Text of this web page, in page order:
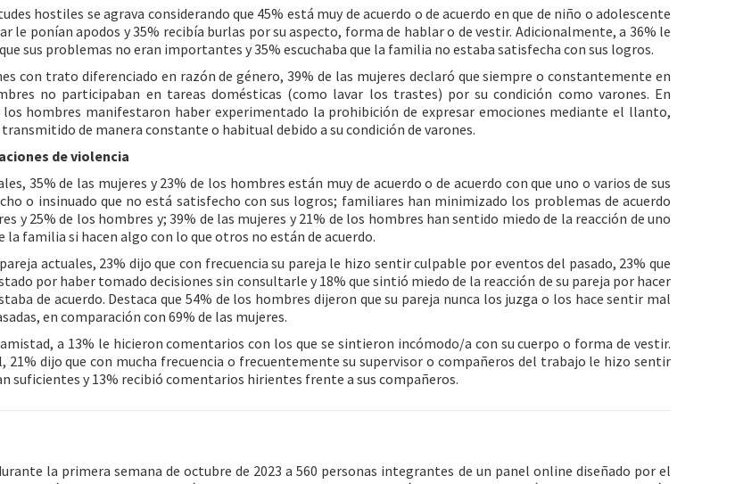
hostiles se agrava considerando que 45% está muy de acuerdo o de acuerdo en que de niño o adolescente
le ponían apodos y 35% recibía burlas por su aspecto, forma de hablar o de vestir. Adicionalmente, a 36% le
sus problemas no eran importantes y 35% escuchaba que la familia no estaba satisfecha con sus logros.
con trato diferenciado en razón de género, 39% de las mujeres declaró que siempre o constantemente en
no participaban en tareas domésticas (como lavar los trastes) por su condición como varones. En
los hombres manifestaron haber experimentado la prohibición de expresar emociones mediante el llanto,
de manera constante o habitual debido a su condición de varones.
de violencia
35% de las mujeres y 23% de los hombres están muy de acuerdo o de acuerdo con que uno o varios de sus
o insinuado que no está satisfecho con sus logros; familiares han minimizado los problemas de acuerdo
y 25% de los hombres y; 39% de las mujeres y 21% de los hombres han sentido miedo de la reacción de uno
la familia si hacen algo con lo que otros no están de acuerdo.
actuales, 23% dijo que con frecuencia su pareja le hizo sentir culpable por eventos del pasado, 23% que
por haber tomado decisiones sin consultarle y 18% que sintió miedo de la reacción de su pareja por hacer
de acuerdo. Destaca que 54% de los hombres dijeron que su pareja nunca los juzga o los hace sentir mal
en comparación con 69% de las mujeres.
a 13% le hicieron comentarios con los que se sintieron incómodo/a con su cuerpo o forma de vestir.
21% dijo que con mucha frecuencia o frecuentemente su supervisor o compañeros del trabajo le hizo sentir
suficientes y 13% recibió comentarios hirientes frente a sus compañeros.
la primera semana de octubre de 2023 a 560 personas integrantes de un panel online diseñado por el